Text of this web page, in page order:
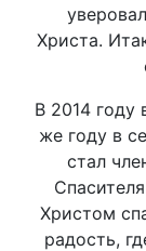
Христа.
В 2014 году
же году в
стал
Христом
радость,